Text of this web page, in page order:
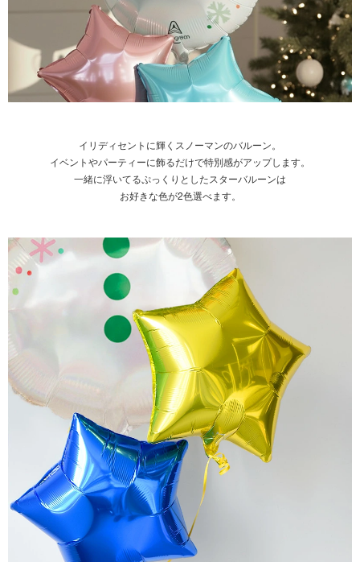
イリディセントに輝くスノーマンのバルーン。
イベントやパーティーに飾るだけで特別感がアップします。
一緒に浮いてるぷっくりとしたスターバルーンは
お好きな色が2色選べます。